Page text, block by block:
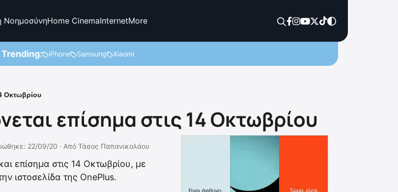
ΝοημοσύνηHome CinemaInternetMore
Trending: iPhone Samsung Xiaomi
Οκτωβρίου
επίσημα στις 14 Οκτωβρίου
22/09/20 · Από Τάσος Παπανικολάου
επίσημα στις 14 Οκτωβρίου, με
ιστοσελίδα της OnePlus.